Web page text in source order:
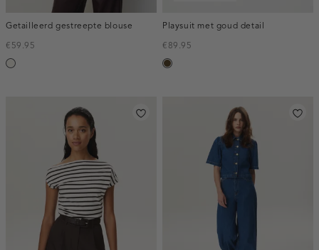
Getailleerd gestreepte blouse
€59.95
creme,
Playsuit met goud detail
€89.95
toffee